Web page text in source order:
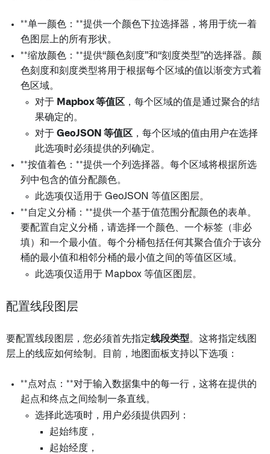
**单一颜色：**提供一个颜色下拉选择器，将用于统一着
色图层上的所有形状。
**缩放颜色：**提供“颜色刻度”和“刻度类型”的选择器。颜
色刻度和刻度类型将用于根据每个区域的值以渐变方式着
色区域。
对于 Mapbox 等值区 ，每个区域的值是通过聚合的结
果确定的。
对于 GeoJSON 等值区 ，每个区域的值由用户在选择
此选项时必须提供的列确定。
**按值着色：**提供一个列选择器。每个区域将根据所选
列中包含的值分配颜色。
此选项仅适用于 GeoJSON 等值区图层。
**自定义分桶：**提供一个基于值范围分配颜色的表单。
要配置自定义分桶，请选择一个颜色、一个标签（非必
填）和一个最小值。每个分桶包括任何其聚合值介于该分
桶的最小值和相邻分桶的最小值之间的等值区区域。
此选项仅适用于 Mapbox 等值区图层。
配置线段图层
要配置线段图层，您必须首先指定线段类型。这将指定线图
层上的线应如何绘制。目前，地图面板支持以下选项：
**点对点：**对于输入数据集中的每一行，这将在提供的
起点和终点之间绘制一条直线。
选择此选项时，用户必须提供四列：
起始纬度，
起始经度，